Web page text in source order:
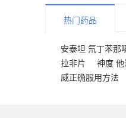
热门药品
安泰坦 氘丁苯那
拉非片
神度
威正确服用方法